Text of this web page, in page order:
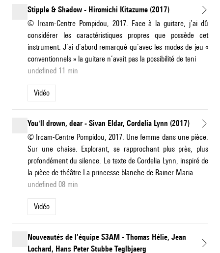
Stipple & Shadow - Hiromichi Kitazume (2017)
© Ircam-Centre Pompidou, 2017. Face à la guitare, j’ai dû
considérer les caractéristiques propres que possède cet
instrument. J’ai d’abord remarqué qu’avec les modes de jeu «
conventionnels » la guitare n’avait pas la possibilité de teni
undefined 11 min
Vidéo
You'll drown, dear - Sivan Eldar, Cordelia Lynn (2017)
© Ircam-Centre Pompidou, 2017. Une femme dans une pièce.
Sur une chaise. Explorant, se rapprochant plus près, plus
profondément du silence. Le texte de Cordelia Lynn, inspiré de
la pièce de théâtre La princesse blanche de Rainer Maria
undefined 08 min
Vidéo
Nouveautés de l’équipe S3AM - Thomas Hélie, Jean
Lochard, Hans Peter Stubbe Teglbjaerg